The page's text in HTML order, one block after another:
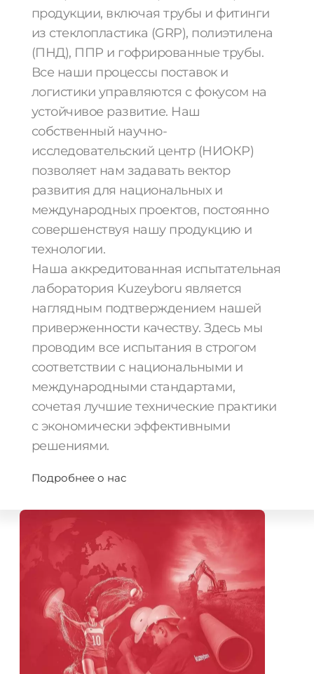
продукции, включая трубы и фитинги
из стеклопластика (GRP), полиэтилена
(ПНД), ППР и гофрированные трубы.
Все наши процессы поставок и
логистики управляются с фокусом на
устойчивое развитие. Наш
собственный научно-
исследовательский центр (НИОКР)
позволяет нам задавать вектор
развития для национальных и
международных проектов, постоянно
совершенствуя нашу продукцию и
технологии.
Наша аккредитованная испытательная
лаборатория Kuzeyboru является
наглядным подтверждением нашей
приверженности качеству. Здесь мы
проводим все испытания в строгом
соответствии с национальными и
международными стандартами,
сочетая лучшие технические практики
с экономически эффективными
решениями.
Подробнее о нас